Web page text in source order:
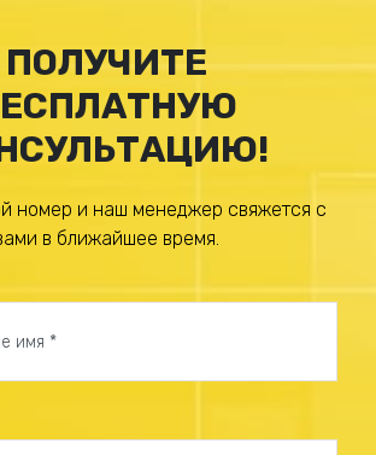
ПОЛУЧИТЕ
номер и наш менеджер свяжется с
в ближайшее время.